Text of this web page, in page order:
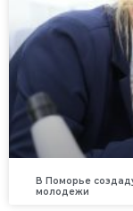
В Поморье
молодежи